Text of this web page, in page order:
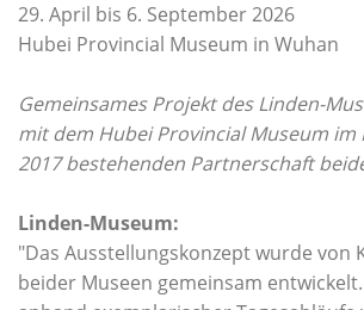
29. April bis 6. September 2026
Hubei Provincial Museum in Wuhan
Gemeinsames Projekt des Linden-
mit dem Hubei Provincial Museum im
2017 bestehenden Partnerschaft
Linden-Museum:
"Das Ausstellungskonzept wurde von
beider Museen gemeinsam